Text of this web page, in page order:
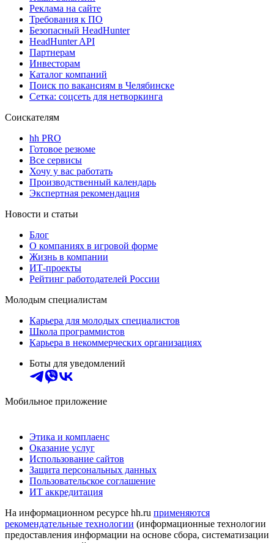
Реклама на сайте
Требования к ПО
Безопасный HeadHunter
HeadHunter API
Партнерам
Инвесторам
Каталог компаний
Поиск по вакансиям в Челябинске
Сетка: соцсеть для нетворкинга
Соискателям
hh PRO
Готовое резюме
Все сервисы
Хочу у вас работать
Производственный календарь
Экспертная рекомендация
Новости и статьи
Блог
О компаниях в игровой форме
Жизнь в компании
ИТ-проекты
Рейтинг работодателей России
Молодым специалистам
Карьера для молодых специалистов
Школа программистов
Карьера в некоммерческих организациях
Боты для уведомлений
Мобильное приложение
Этика и комплаенс
Оказание услуг
Использование сайтов
Защита персональных данных
Пользовательское соглашение
ИТ аккредитация
На информационном ресурсе hh.ru применяются
рекомендательные технологии (информационные технологии
предоставления информации на основе сбора, систематизации